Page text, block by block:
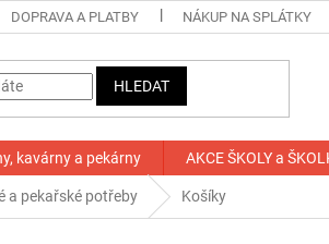
DOPRAVA A PLATBY NÁKUP NA SPLÁTKY
HLEDAT
kavárny a pekárny AKCE ŠKOLY a
a pekařské potřeby Košíky